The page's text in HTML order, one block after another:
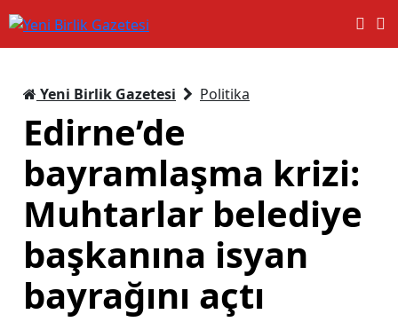
Yeni Birlik Gazetesi Politika
Edirne’de
bayramlaşma krizi:
Muhtarlar belediye
başkanına isyan
bayrağını açtı